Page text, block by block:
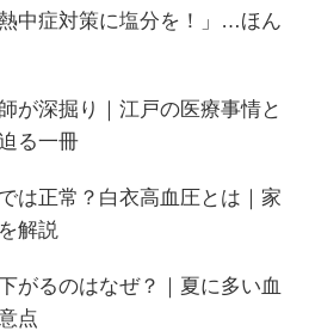
中症対策に塩分を！」…ほん
が深掘り｜江戸の医療事情と
る一冊
は正常？白衣高血圧とは｜家
解説
がるのはなぜ？｜夏に多い血
点